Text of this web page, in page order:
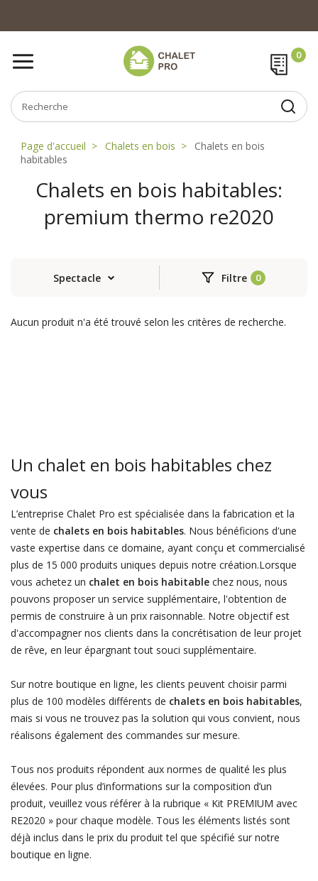
Page d'accueil Chalets en bois
Chalets en bois
habitables
Chalets en bois habitables:
premium thermo re2020
Spectacle Filtre
Aucun produit n'a été trouvé selon les critères de recherche.
Un chalet en bois habitables chez
vous
L’entreprise Chalet Pro est spécialisée dans la fabrication et la
vente de chalets en bois habitables. Nous bénéficions d'une
vaste expertise dans ce domaine, ayant conçu et commercialisé
plus de 15 000 produits uniques depuis notre création.Lorsque
vous achetez un chalet en bois habitablechez nous, nous
pouvons proposer un service supplémentaire, l'obtention de
permis de construire à un prix raisonnable. Notre objectif est
d'accompagner nos clients dans la concrétisation de leur projet
de rêve, en leur épargnant tout souci supplémentaire.
Sur notre boutique en ligne, les clients peuvent choisir parmi
plus de 100 modèles différents de chalets en bois habitables,
mais si vous ne trouvez pas la solution qui vous convient, nous
réalisons également des commandes sur mesure.
Tous nos produits répondent aux normes de qualité les plus
élevées. Pour plus d’informations sur la composition d’un
produit, veuillez vous référer à la rubrique « Kit PREMIUM avec
RE2020 » pour chaque modèle. Tous les éléments listés sont
déjà inclus dans le prix du produit tel que spécifié sur notre
boutique en ligne.